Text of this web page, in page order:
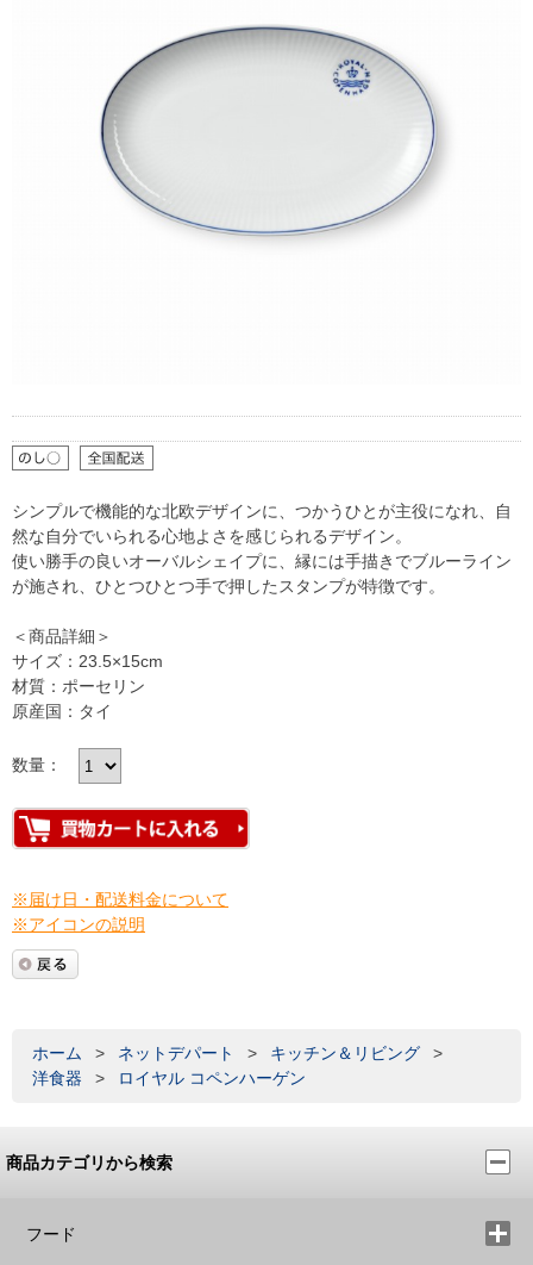
シンプルで機能的な北欧デザインに、つかうひとが主役になれ、自
然な自分でいられる心地よさを感じられるデザイン。
使い勝手の良いオーバルシェイプに、縁には手描きでブルーライン
が施され、ひとつひとつ手で押したスタンプが特徴です。
＜商品詳細＞
サイズ：23.5×15cm
材質：ポーセリン
原産国：タイ
数量：
※届け日・配送料金について
※アイコンの説明
ホーム > ネットデパート > キッチン＆リビング
>
洋食器
> ロイヤル コペンハーゲン
商品カテゴリから検索
フード